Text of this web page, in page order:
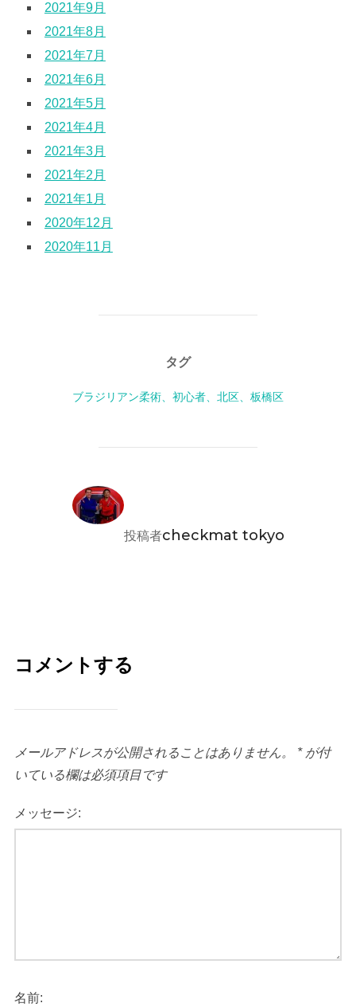
2021年9月
2021年8月
2021年7月
2021年6月
2021年5月
2021年4月
2021年3月
2021年2月
2021年1月
2020年12月
2020年11月
タグ
ブラジリアン柔術、初心者、北区、板橋区
投稿者checkmat tokyo
コメントする
メールアドレスが公開されることはありません。 *が付
いている欄は必須項目です
メッセージ:
名前: